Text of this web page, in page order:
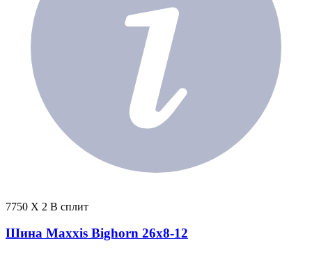
7750 X 2 В сплит
Шина Maxxis Bighorn 26x8-12